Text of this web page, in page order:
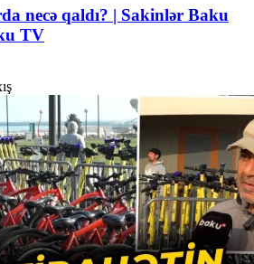
necə qaldı? | Sakinlər Baku
TV